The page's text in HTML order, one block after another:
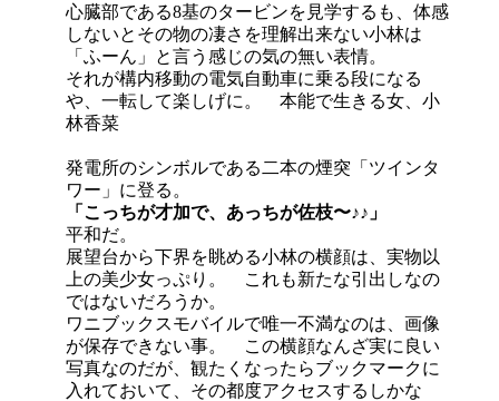
心臓部である8基のタービンを見学するも、体感
しないとその物の凄さを理解出来ない小林は
「ふーん」と言う感じの気の無い表情。
それが構内移動の電気自動車に乗る段になる
や、一転して楽しげに。 本能で生きる女、小
林香菜
発電所のシンボルである二本の煙突「ツインタ
ワー」に登る。
「こっちが才加で、あっちが佐枝〜♪♪」
平和だ。
展望台から下界を眺める小林の横顔は、実物以
上の美少女っぷり。 これも新たな引出しなの
ではないだろうか。
ワニブックスモバイルで唯一不満なのは、画像
が保存できない事。 この横顔なんざ実に良い
写真なのだが、観たくなったらブックマークに
入れておいて、その都度アクセスするしかな